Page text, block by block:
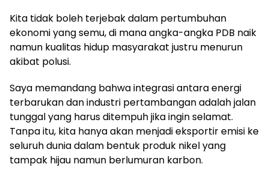
Kita tidak boleh terjebak dalam pertumbuhan
ekonomi yang semu, di mana angka-angka PDB naik
namun kualitas hidup masyarakat justru menurun
akibat polusi.
Saya memandang bahwa integrasi antara energi
terbarukan dan industri pertambangan adalah jalan
tunggal yang harus ditempuh jika ingin selamat.
Tanpa itu, kita hanya akan menjadi eksportir emisi ke
seluruh dunia dalam bentuk produk nikel yang
tampak hijau namun berlumuran karbon.